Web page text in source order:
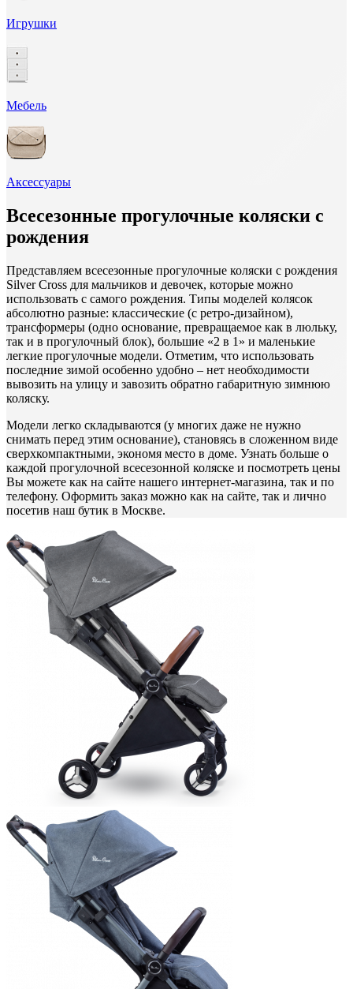
Игрушки
Мебель
Аксессуары
Всесезонные прогулочные коляски с
рождения
Представляем всесезонные прогулочные коляски с рождения
Silver Cross для мальчиков и девочек, которые можно
использовать с самого рождения. Типы моделей колясок
абсолютно разные: классические (с ретро-дизайном),
трансформеры (одно основание, превращаемое как в люльку,
так и в прогулочный блок), большие «2 в 1» и маленькие
легкие прогулочные модели. Отметим, что использовать
последние зимой особенно удобно – нет необходимости
вывозить на улицу и завозить обратно габаритную зимнюю
коляску.
Модели легко складываются (у многих даже не нужно
снимать перед этим основание), становясь в сложенном виде
сверхкомпактными, экономя место в доме. Узнать больше о
каждой прогулочной всесезонной коляске и посмотреть цены
Вы можете как на сайте нашего интернет-магазина, так и по
телефону. Оформить заказ можно как на сайте, так и лично
посетив наш бутик в Москве.